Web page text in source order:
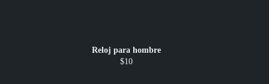
Reloj para hombre
$10